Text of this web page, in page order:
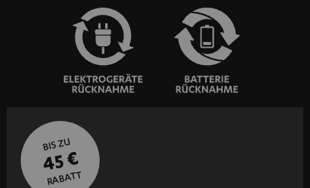
BIS ZU
45 €
RABATT